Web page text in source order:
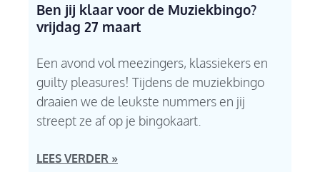
Ben jij klaar voor de Muziekbingo?
vrijdag 27 maart
Een avond vol meezingers, klassiekers en
guilty pleasures! Tijdens de muziekbingo
draaien we de leukste nummers en jij
streept ze af op je bingokaart.
LEES VERDER »